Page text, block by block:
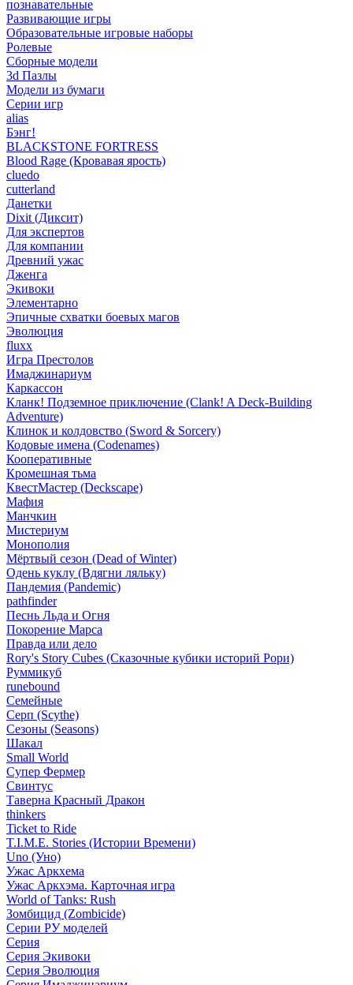
познавательные
Развивающие игры
Образовательные игровые наборы
Ролевые
Сборные модели
3d Пазлы
Модели из бумаги
Серии игр
alias
Бэнг!
BLACKSTONE FORTRESS
Blood Rage (Кровавая ярость)
cluedo
cutterland
Данетки
Dixit (Диксит)
Для экспертов
Для компании
Древний ужас
Дженга
Экивоки
Элементарно
Эпичные схватки боевых магов
Эволюция
fluxx
Игра Престолов
Имаджинариум
Каркассон
Кланк! Подземное приключение (Clank! A Deck-Building
Adventure)
Клинок и колдовство (Sword & Sorcery)
Кодовые имена (Codenames)
Кооперативные
Кромешная тьма
КвестМастер (Deckscape)
Мафия
Манчкин
Мистериум
Монополия
Мёртвый сезон (Dead of Winter)
Одень куклу (Вдягни ляльку)
Пандемия (Pandemic)
pathfinder
Песнь Льда и Огня
Покорение Марса
Правда или дело
Rory's Story Cubes (Сказочные кубики историй Рори)
Руммикуб
runebound
Семейные
Серп (Scythe)
Сезоны (Seasons)
Шакал
Small World
Супер Фермер
Свинтус
Таверна Красный Дракон
thinkers
Ticket to Ride
T.I.M.E. Stories (Истории Времени)
Uno (Уно)
Ужас Аркхема
Ужас Аркхэма. Карточная игра
World of Tanks: Rush
Зомбицид (Zombicide)
Серии РУ моделей
Серия
Серия Экивоки
Серия Эволюция